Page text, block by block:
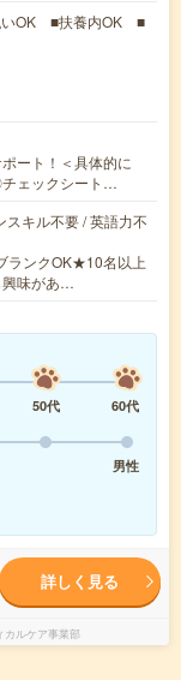
いOK ■扶養内OK ■
ート！＜具体的に
ェックシート…
スキル不要 / 英語力不
ランクOK★10名以上
興味があ…
50代
60代
男性
詳しく見る
ルケア事業部